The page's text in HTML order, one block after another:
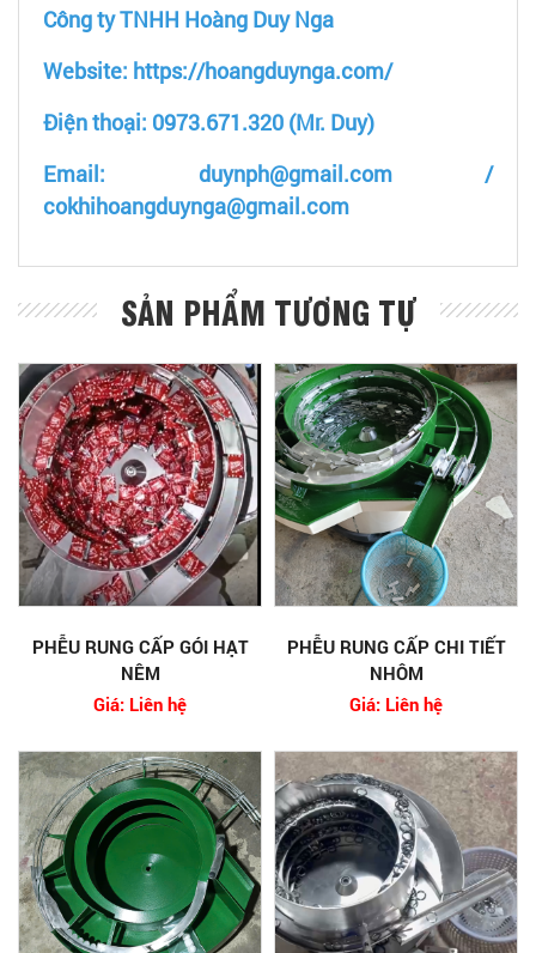
Công ty TNHH Hoàng Duy Nga
Website: https://hoangduynga.com/
Điện thoại: 0973.671.320 (Mr. Duy)
Email: duynph@gmail.com /
cokhihoangduynga@gmail.com
SẢN PHẨM TƯƠNG TỰ
PHỄU RUNG CẤP GÓI HẠT
NÊM
Giá: Liên hệ
PHỄU RUNG CẤP CHI TIẾT
NHÔM
Giá: Liên hệ